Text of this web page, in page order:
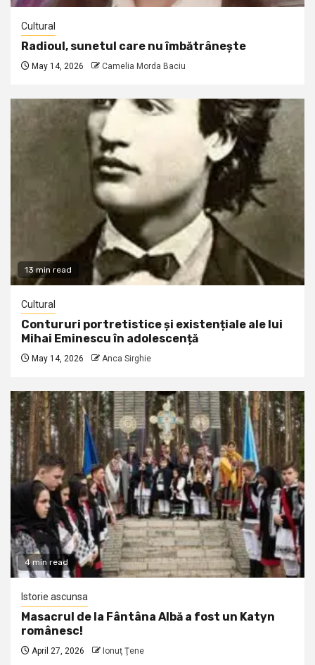
Cultural
Radioul, sunetul care nu îmbătrânește
May 14, 2026 Camelia Morda Baciu
13 min read
Cultural
Contururi portretistice și existențiale ale lui
Mihai Eminescu în adolescență
May 14, 2026 Anca Sirghie
4 min read
Istorie ascunsa
Masacrul de la Fântâna Albă a fost un Katyn
românesc!
April 27, 2026 Ionuţ Ţene